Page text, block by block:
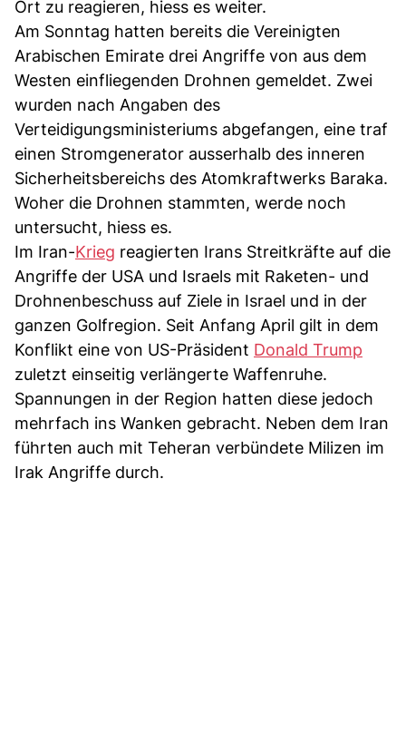
Ort zu reagieren, hiess es weiter.
Am Sonntag hatten bereits die Vereinigten
Arabischen Emirate drei Angriffe von aus dem
Westen einfliegenden Drohnen gemeldet. Zwei
wurden nach Angaben des
Verteidigungsministeriums abgefangen, eine traf
einen Stromgenerator ausserhalb des inneren
Sicherheitsbereichs des Atomkraftwerks Baraka.
Woher die Drohnen stammten, werde noch
untersucht, hiess es.
Im Iran-Krieg reagierten Irans Streitkräfte auf die
Angriffe der USA und Israels mit Raketen- und
Drohnenbeschuss auf Ziele in Israel und in der
ganzen Golfregion. Seit Anfang April gilt in dem
Konflikt eine von US-Präsident Donald Trump
zuletzt einseitig verlängerte Waffenruhe.
Spannungen in der Region hatten diese jedoch
mehrfach ins Wanken gebracht. Neben dem Iran
führten auch mit Teheran verbündete Milizen im
Irak Angriffe durch.